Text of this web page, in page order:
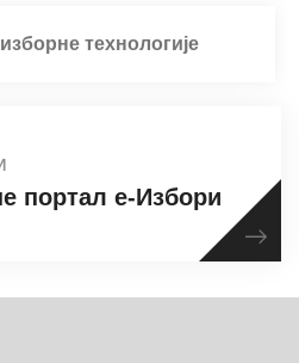
технологије
портал е-Избори